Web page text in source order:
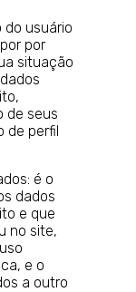
do usuário
por
situação
de seus
de perfil
é o
dados
e que
no site,
e o
a outro